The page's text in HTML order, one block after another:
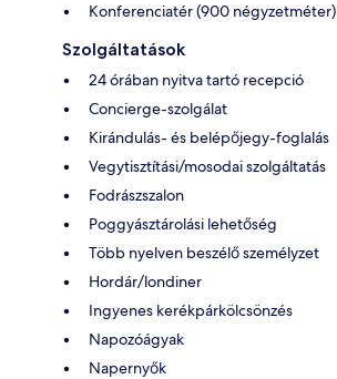
Konferenciatér (900 négyzetméter)
Szolgáltatások
24 órában nyitva tartó recepció
Concierge-szolgálat
Kirándulás- és belépőjegy-foglalás
Vegytisztítási/mosodai szolgáltatás
Fodrászszalon
Poggyásztárolási lehetőség
Több nyelven beszélő személyzet
Hordár/londiner
Ingyenes kerékpárkölcsönzés
Napozóágyak
Napernyők